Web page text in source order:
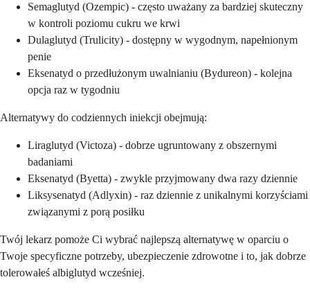
Semaglutyd (Ozempic) - często uważany za bardziej skuteczny
w kontroli poziomu cukru we krwi
Dulaglutyd (Trulicity) - dostępny w wygodnym, napełnionym
penie
Eksenatyd o przedłużonym uwalnianiu (Bydureon) - kolejna
opcja raz w tygodniu
Alternatywy do codziennych iniekcji obejmują:
Liraglutyd (Victoza) - dobrze ugruntowany z obszernymi
badaniami
Eksenatyd (Byetta) - zwykle przyjmowany dwa razy dziennie
Liksysenatyd (Adlyxin) - raz dziennie z unikalnymi korzyściami
związanymi z porą posiłku
Twój lekarz pomoże Ci wybrać najlepszą alternatywę w oparciu o
Twoje specyficzne potrzeby, ubezpieczenie zdrowotne i to, jak dobrze
tolerowałeś albiglutyd wcześniej.